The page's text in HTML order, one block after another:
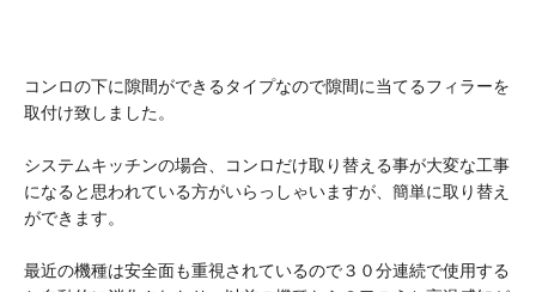
コンロの下に隙間ができるタイプなので隙間に当てるフィラーを
取付け致しました。
システムキッチンの場合、コンロだけ取り替える事が大変な工事
になると思われている方がいらっしゃいますが、簡単に取り替え
ができます。
最近の機種は安全面も重視されているので３０分連続で使用する